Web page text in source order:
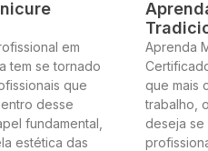
em
tem se tornado
que
desse
fundamental,
estética das
Aprenda
que mais
trabalho,
deseja se